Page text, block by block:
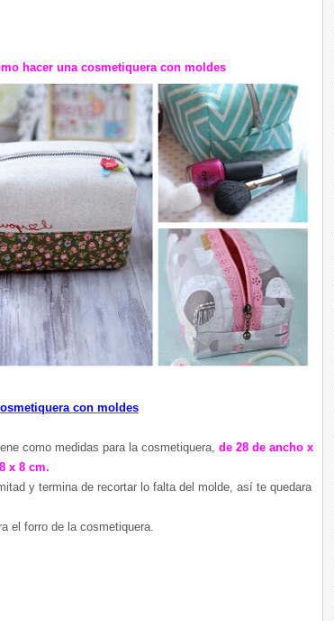
hacer una cosmetiquera con moldes
con moldes
como medidas para la cosmetiquera, de 28 de ancho x
x 8 cm.
y termina de recortar lo falta del molde, así te quedara
el forro de la cosmetiquera.